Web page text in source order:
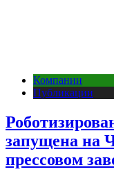
Компании
Публикации
запущена на
прессовом